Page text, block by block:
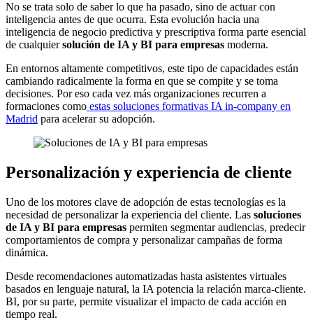
No se trata solo de saber lo que ha pasado, sino de actuar con
inteligencia antes de que ocurra. Esta evolución hacia una
inteligencia de negocio predictiva y prescriptiva forma parte esencial
de cualquiersolución de IA y BI para empresas moderna.
En entornos altamente competitivos, este tipo de capacidades están
cambiando radicalmente la forma en que se compite y se toma
decisiones. Por eso cada vez más organizaciones recurren a
formaciones como estas soluciones formativas IA in-company en
Madrid para acelerar su adopción.
Personalización y experiencia de cliente
Uno de los motores clave de adopción de estas tecnologías es la
necesidad de personalizar la experiencia del cliente. Las soluciones
de IA y BI para empresas permiten segmentar audiencias, predecir
comportamientos de compra y personalizar campañas de forma
dinámica.
Desde recomendaciones automatizadas hasta asistentes virtuales
basados en lenguaje natural, la IA potencia la relación marca-cliente.
BI, por su parte, permite visualizar el impacto de cada acción en
tiempo real.